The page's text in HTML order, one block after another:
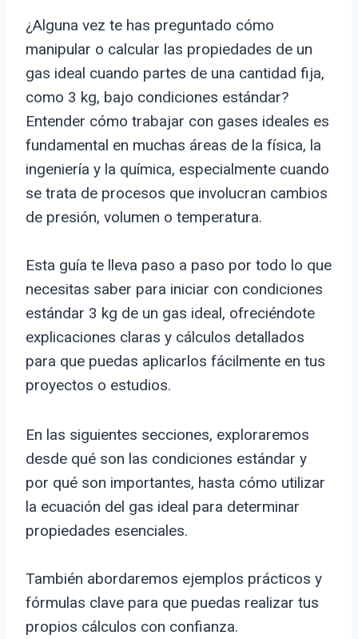
¿Alguna vez te has preguntado cómo
manipular o calcular las propiedades de un
gas ideal cuando partes de una cantidad fija,
como 3 kg, bajo condiciones estándar?
Entender cómo trabajar con gases ideales es
fundamental en muchas áreas de la física, la
ingeniería y la química, especialmente cuando
se trata de procesos que involucran cambios
de presión, volumen o temperatura.
Esta guía te lleva paso a paso por todo lo que
necesitas saber para iniciar con condiciones
estándar 3 kg de un gas ideal, ofreciéndote
explicaciones claras y cálculos detallados
para que puedas aplicarlos fácilmente en tus
proyectos o estudios.
En las siguientes secciones, exploraremos
desde qué son las condiciones estándar y
por qué son importantes, hasta cómo utilizar
la ecuación del gas ideal para determinar
propiedades esenciales.
También abordaremos ejemplos prácticos y
fórmulas clave para que puedas realizar tus
propios cálculos con confianza.